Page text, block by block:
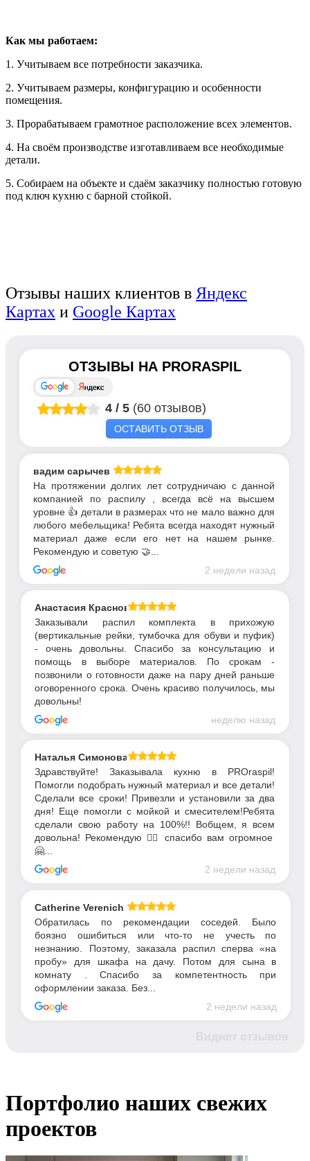
Как мы работаем:
1. Учитываем все потребности заказчика.
2. Учитываем размеры, конфигурацию и особенности
помещения.
3. Прорабатываем грамотное расположение всех элементов.
4. На своём производстве изготавливаем все необходимые
детали.
5. Собираем на объекте и сдаём заказчику полностью готовую
под ключ кухню с барной стойкой.
Отзывы наших клиентов в Яндекс
Картах и Google Картах
ОТЗЫВЫ НА PRORASPIL
4 / 5 (60 отзывов)
ОСТАВИТЬ ОТЗЫВ
вадим сарычев
На протяжении долгих лет сотрудничаю с данной
компанией по распилу , всегда всё на высшем
уровне 👍 детали в размерах что не мало важно для
любого мебельщика! Ребята всегда находят нужный
материал даже если его нет на нашем рынке.
Рекомендую и советую 🤝...
2 недели назад
Анастасия Краснова
Заказывали распил комплекта в прихожую
(вертикальные рейки, тумбочка для обуви и пуфик)
- очень довольны. Спасибо за консультацию и
помощь в выборе материалов. По срокам -
позвонили о готовности даже на пару дней раньше
оговоренного срока. Очень красиво получилось, мы
довольны!
неделю назад
Наталья Симонова
Здравствуйте! Заказывала кухню в PROraspil!
Помогли подобрать нужный материал и все детали!
Сделали все сроки! Привезли и установили за два
дня! Еще помогли с мойкой и смесителем!Ребята
сделали свою работу на 100%!! Вобщем, я всем
довольна! Рекомендую 👍🏼 спасибо вам огромное
🤗...
2 недели назад
Catherine Verenich
Обратилась по рекомендации соседей. Было
боязно ошибиться или что-то не учесть по
незнанию. Поэтому, заказала распил сперва «на
пробу» для шкафа на дачу. Потом для сына в
комнату . Спасибо за компетентность при
оформлении заказа. Без...
2 недели назад
Портфолио наших свежих
проектов